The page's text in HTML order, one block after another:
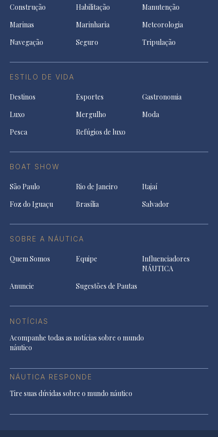
Construção Habilitação
Manutenção
Marinas
Marinharia
Meteorologia
Navegação
Seguro Tripulação
ESTILO DE VIDA
Destinos Esportes
Gastronomia
Luxo
Mergulho
Moda
Pesca
Refúgios de luxo
BOAT SHOW
São Paulo Rio de Janeiro
Itajaí
Foz do Iguaçu
Brasília Salvador
SOBRE A NÁUTICA
Quem Somos Equipe
Influenciadores
NÁUTICA
Anuncie
Sugestões de Pautas
NOTÍCIAS
Acompanhe todas as notícias sobre o mundo
náutico
NÁUTICA RESPONDE
Tire suas dúvidas sobre o mundo náutico